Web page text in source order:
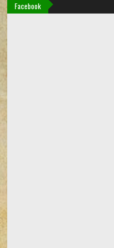
Facebook